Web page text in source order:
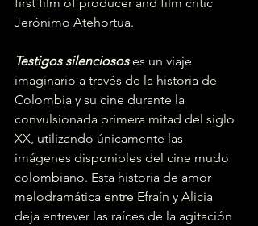
Jerónimo Atehortua.
Testigos silenciosos es un viaje
imaginario a través de la historia de
Colombia y su cine durante la
convulsionada primera mitad del siglo
XX, utilizando únicamente las
imágenes disponibles del cine mudo
colombiano. Esta historia de amor
melodramática entre Efraín y Alicia
deja entrever las raíces de la agitación